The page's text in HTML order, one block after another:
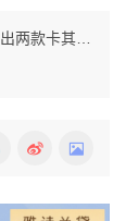
超越风速腕表